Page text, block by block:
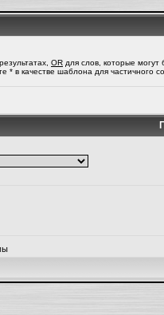
OR для слов, которые могут
* в качестве шаблона для частичного